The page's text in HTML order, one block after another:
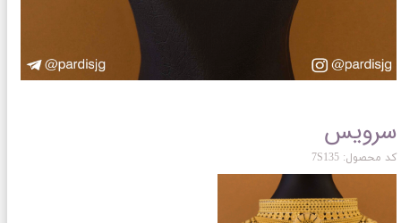
سرویس
کد محصول: 7S135